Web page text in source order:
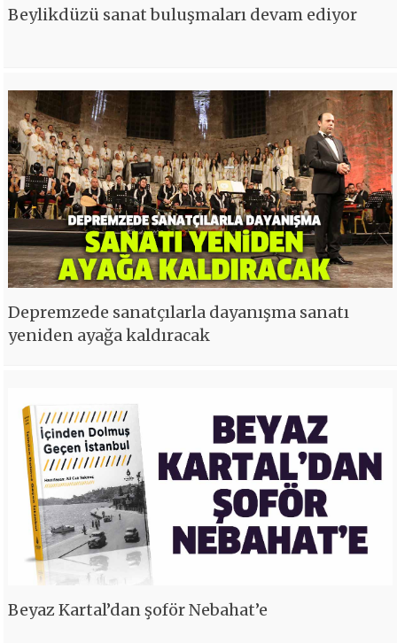
Beylikdüzü sanat buluşmaları devam ediyor
Depremzede sanatçılarla dayanışma sanatı
yeniden ayağa kaldıracak
Beyaz Kartal’dan şoför Nebahat’e